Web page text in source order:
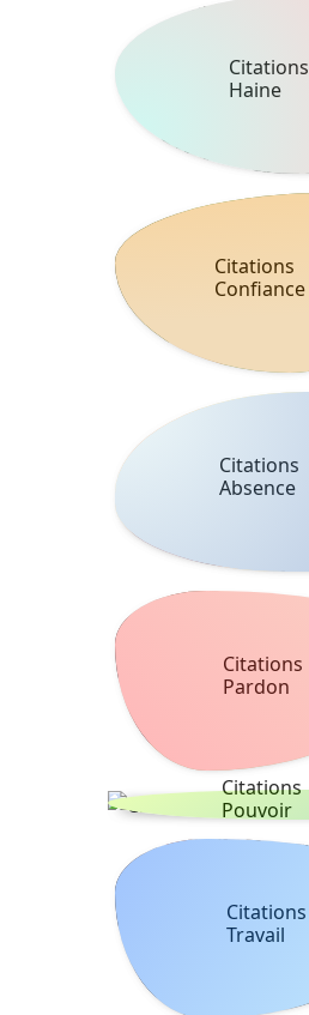
Citations
Haine
Citations
Confiance
Citations
Absence
Citations
Pardon
Citations
Pouvoir
Citations
Travail